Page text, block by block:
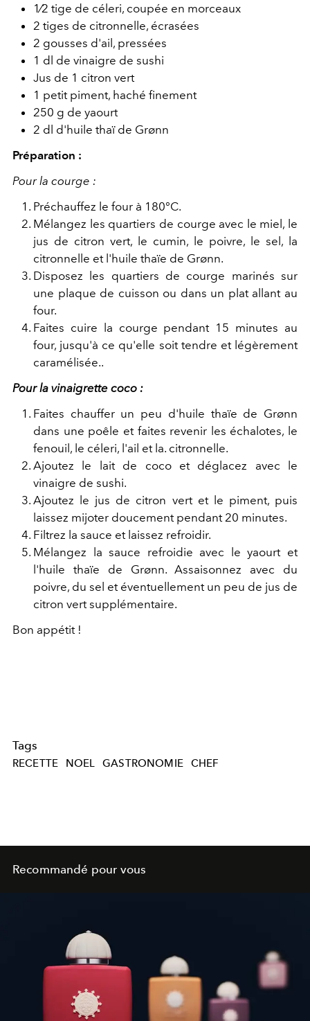
1⁄2 tige de céleri, coupée en morceaux
2 tiges de citronnelle, écrasées
2 gousses d'ail, pressées
1 dl de vinaigre de sushi
Jus de 1 citron vert
1 petit piment, haché finement
250 g de yaourt
2 dl d'huile thaï de Grønn
Préparation :
Pour la courge :
Préchauffez le four à 180°C.
Mélangez les quartiers de courge avec le miel, le
jus de citron vert, le cumin, le poivre, le sel, la
citronnelle et l'huile thaïe de Grønn.
Disposez les quartiers de courge marinés sur
une plaque de cuisson ou dans un plat allant au
four.
Faites cuire la courge pendant 15 minutes au
four, jusqu'à ce qu'elle soit tendre et légèrement
caramélisée..
Pour la vinaigrette coco :
Faites chauffer un peu d'huile thaïe de Grønn
dans une poêle et faites revenir les échalotes, le
fenouil, le céleri, l'ail et la. citronnelle.
Ajoutez le lait de coco et déglacez avec le
vinaigre de sushi.
Ajoutez le jus de citron vert et le piment, puis
laissez mijoter doucement pendant 20 minutes.
Filtrez la sauce et laissez refroidir.
Mélangez la sauce refroidie avec le yaourt et
l'huile thaïe de Grønn. Assaisonnez avec du
poivre, du sel et éventuellement un peu de jus de
citron vert supplémentaire.
Bon appétit !
Tags
RECETTE NOEL GASTRONOMIE CHEF
Recommandé pour vous